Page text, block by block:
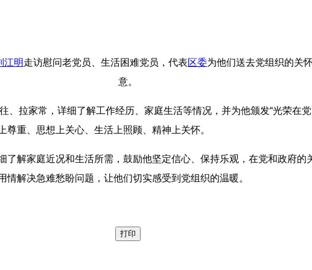
江明走访慰问老党员、生活困难党员，代表区委为他们送去党组织的关
意。
、拉家常，详细了解工作经历、家庭生活等情况，并为他颁发“光荣在党
重、思想上关心、生活上照顾、精神上关怀。
了解家庭近况和生活所需，鼓励他坚定信心、保持乐观，在党和政府的
解决急难愁盼问题，让他们切实感受到党组织的温暖。
打印